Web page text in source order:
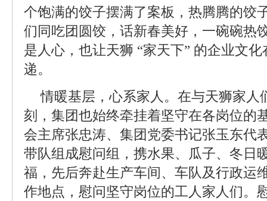
个饱满的饺子摆满了案板，热腾腾的饺
们同吃团圆饺，话新春美好，一碗碗热
是人心，也让天狮 “家天下” 的企业文
递。
情暖基层，心系家人。在与天狮家人
刻，集团也始终牵挂着坚守在各岗位的
会主席张忠涛、集团党委书记张玉东代
带队组成慰问组，携水果、瓜子、冬日
福，先后奔赴生产车间、车队及行政运
作地点，慰问坚守岗位的工人家人们。